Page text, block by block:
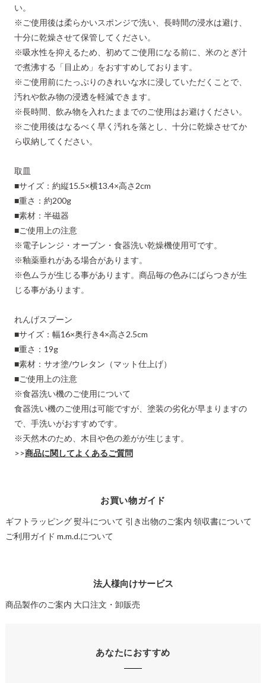
い。
※ご使用後は柔らかいスポンジで洗い、長時間の浸水は避け、
十分に乾燥させて保管してください。
※吸水性を抑えるため、初めてご使用になる前に、米のとぎ汁
で煮沸する「目止め」をおすすめしております。
※ご使用前にたっぷりのきれいな水に浸していただくことで、
汚れや飲み物の浸透を軽減できます。
※長時間、飲み物を入れたままでのご使用はお避けください。
※ご使用後はなるべく早く汚れを落とし、十分に乾燥させてか
ら収納してください。
取皿
■サイズ：約縦15.5×横13.4×高さ2cm
■重さ：約200g
■素材：半磁器
■ご使用上の注意
※電子レンジ・オーブン・食器洗い乾燥機使用可です。
※釉薬垂れがある場合があります。
※色ムラが生じる事があります。商品毎の色みにばらつきが生
じる事があります。
れんげスプーン
■サイズ：幅16×奥行き4×高さ2.5cm
■重さ：19g
■素材：サオ塗/ウレタン（マット仕上げ）
■ご使用上の注意
※食器洗い機のご使用について
食器洗い機のご使用は可能ですが、塗装の劣化が早まりますの
で、手洗いがおすすめです。
※天然木のため、木目や色の差がが生じます。
>>商品に関してよくあるご質問
お買い物ガイド
ギフトラッピング熨斗について 引き出物のご案内 領収書について
ご利用ガイド m.m.d.について
法人様向けサービス
商品製作のご案内 大口注文・卸販売
あなたにおすすめ